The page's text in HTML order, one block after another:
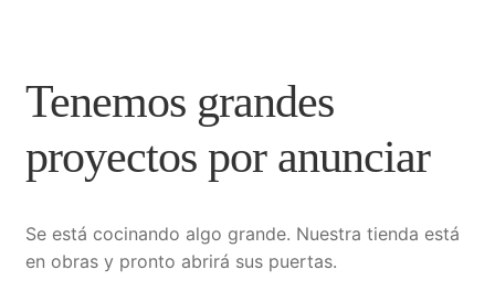
Mi cuenta
Nosotros
Sample Page
Tenemos grandes
proyectos por anunciar
Se está cocinando algo grande. Nuestra tienda está
en obras y pronto abrirá sus puertas.